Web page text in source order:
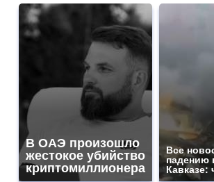
В ОАЭ произошло
жестокое убийство
криптомиллионера
Все
падению
Кавказе: